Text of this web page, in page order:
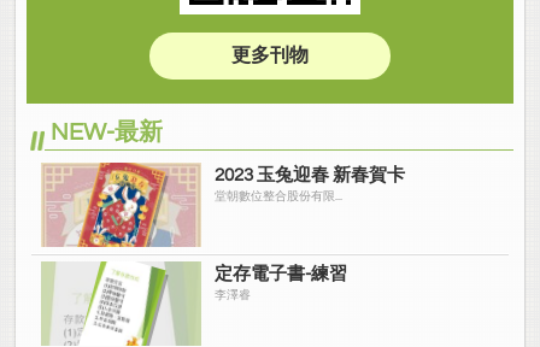
更多刊物
NEW-最新
2023 玉兔迎春 新春賀卡
堂朝數位整合股份有限...
定存電子書-練習
李澤睿